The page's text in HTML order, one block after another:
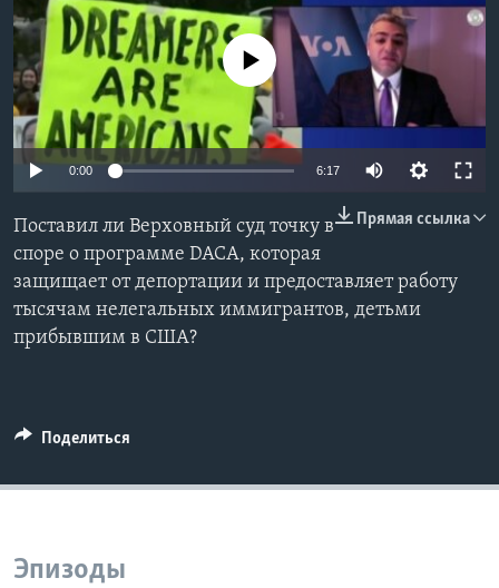
Learning English
СОЦИАЛЬНЫЕ СЕТИ
No media source currently available
0:00 6:17
Прямая ссылка
Поставил ли Верховный суд точку в
споре о программе DACA, которая
защищает от депортации и предоставляет работу
тысячам нелегальных иммигрантов, детьми
прибывшим в США?
Поделиться
Эпизоды